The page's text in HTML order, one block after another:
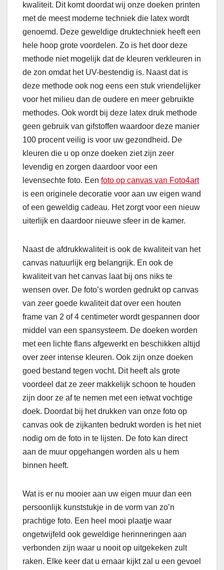
kwaliteit. Dit komt doordat wij onze doeken printen
met de meest moderne techniek die latex wordt
genoemd. Deze geweldige druktechniek heeft een
hele hoop grote voordelen. Zo is het door deze
methode niet mogelijk dat de kleuren verkleuren in
de zon omdat het UV-bestendig is. Naast dat is
deze methode ook nog eens een stuk vriendelijker
voor het milieu dan de oudere en meer gebruikte
methodes. Ook wordt bij deze latex druk methode
geen gebruik van gifstoffen waardoor deze manier
100 procent veilig is voor uw gezondheid. De
kleuren die u op onze doeken ziet zijn zeer
levendig en zorgen daardoor voor een
levensechte foto. Een foto op canvas van Foto4art
is een originele decoratie voor aan uw eigen wand
of een geweldig cadeau. Het zorgt voor een nieuw
uiterlijk en daardoor nieuwe sfeer in de kamer.
Naast de afdrukkwaliteit is ook de kwaliteit van het
canvas natuurlijk erg belangrijk. En ook de
kwaliteit van het canvas laat bij ons niks te
wensen over. De foto’s worden gedrukt op canvas
van zeer goede kwaliteit dat over een houten
frame van 2 of 4 centimeter wordt gespannen door
middel van een spansysteem. De doeken worden
met een lichte flans afgewerkt en beschikken altijd
over zeer intense kleuren. Ook zijn onze doeken
goed bestand tegen vocht. Dit heeft als grote
voordeel dat ze zeer makkelijk schoon te houden
zijn door ze af te nemen met een ietwat vochtige
doek. Doordat bij het drukken van onze foto op
canvas ook de zijkanten bedrukt worden is het niet
nodig om de foto in te lijsten. De foto kan direct
aan de muur opgehangen worden als u hem
binnen heeft.
Wat is er nu mooier aan uw eigen muur dan een
persoonlijk kunststukje in de vorm van zo’n
prachtige foto. Een heel mooi plaatje waar
ongetwijfeld ook geweldige herinneringen aan
verbonden zijn waar u nooit op uitgekeken zult
raken. Elke keer dat u ernaar kijkt zal u een gevoel